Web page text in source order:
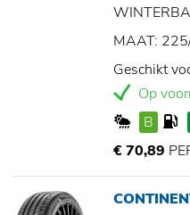
MAAT:
Geschikt
Op
B
€ 70,89